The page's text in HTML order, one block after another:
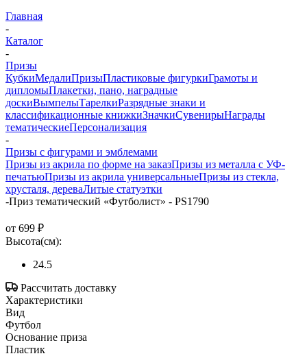
Главная
-
Каталог
-
Призы
КубкиМедалиПризыПластиковые фигуркиГрамоты и
дипломыПлакетки, пано, наградные
доскиВымпелыТарелкиРазрядные знаки и
классификационные книжкиЗначкиСувенирыНаграды
тематическиеПерсонализация
-
Призы с фигурами и эмблемами
Призы из акрила по форме на заказПризы из металла с УФ-
печатьюПризы из акрила универсальныеПризы из стекла,
хрусталя, дереваЛитые статуэтки
-Приз тематический «Футболист» - PS1790
от 699 ₽
Высота(см):
24.5
Рассчитать доставку
Характеристики
Вид
Футбол
Основание приза
Пластик